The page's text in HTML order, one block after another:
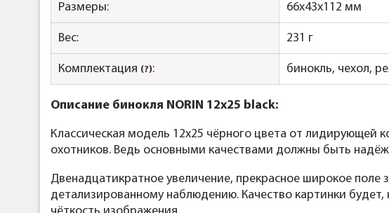
Размеры: 66x43x112 мм
Вес: 231 г
Комплектация (?): бинокль, чехол,
Описание бинокля NORIN 12x25 black:
Классическая модель 12x25 чёрного цвета от лидирующей
охотников. Ведь основными качествами должны быть
Двенадцатикратное увеличение, прекрасное широкое
детализированному наблюдению. Качество картинки